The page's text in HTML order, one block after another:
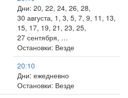
Дни: 20, 22, 24, 26, 28,
30 августа, 1, 3, 5, 7, 9, 11, 13,
15, 17, 19, 21, 23, 25,
27 сентября, …
Остановки: Везде
20:10
Дни: ежедневно
Остановки: Везде